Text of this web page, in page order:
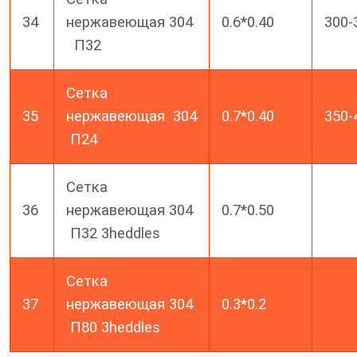
34
нержавеющая 304
П32
0.6*0.40
35
Сетка
нержавеющая 304
П24
0.7*0.40
36
Сетка
нержавеющая 304
П32 3heddles
0.7*0.50
37
Сетка
нержавеющая 304
П80 3heddles
0.3*0.2